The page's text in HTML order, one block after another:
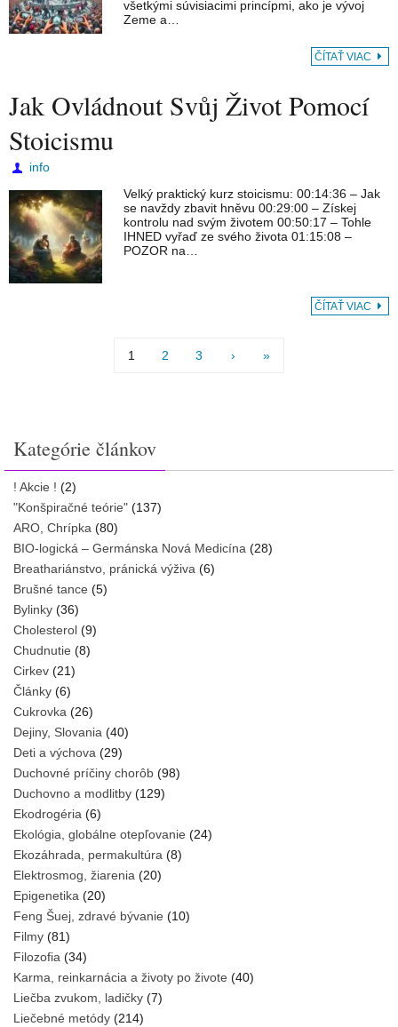
všetkými súvisiacimi princípmi, ako je vývoj
Zeme a…
ČÍTAŤ VIAC
Jak Ovládnout Svůj Život Pomocí
Stoicismu
info
Velký praktický kurz stoicismu: 00:14:36 – Jak
se navždy zbavit hněvu 00:29:00 – Získej
kontrolu nad svým životem 00:50:17 – Tohle
IHNED vyřaď ze svého života 01:15:08 –
POZOR na…
ČÍTAŤ VIAC
1 2 3 › »
Kategórie článkov
! Akcie ! (2)
"Konšpiračné teórie" (137)
ARO, Chrípka (80)
BIO-logická – Germánska Nová Medicína (28)
Breathariánstvo, pránická výživa (6)
Brušné tance (5)
Bylinky (36)
Cholesterol (9)
Chudnutie (8)
Cirkev (21)
Články (6)
Cukrovka (26)
Dejiny, Slovania (40)
Deti a výchova (29)
Duchovné príčiny chorôb (98)
Duchovno a modlitby (129)
Ekodrogéria (6)
Ekológia, globálne otepľovanie (24)
Ekozáhrada, permakultúra (8)
Elektrosmog, žiarenia (20)
Epigenetika (20)
Feng Šuej, zdravé bývanie (10)
Filmy (81)
Filozofia (34)
Karma, reinkarnácia a životy po živote (40)
Liečba zvukom, ladičky (7)
Liečebné metódy (214)